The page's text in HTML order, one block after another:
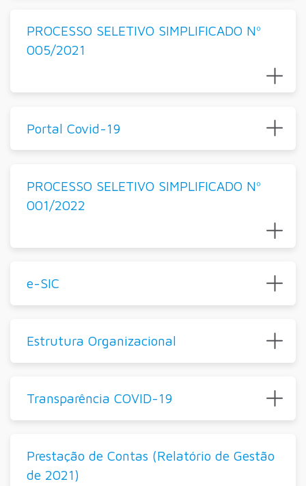
PROCESSO SELETIVO SIMPLIFICADO Nº
005/2021
Portal Covid-19
PROCESSO SELETIVO SIMPLIFICADO Nº
001/2022
e-SIC
Estrutura Organizacional
Transparência COVID-19
Prestação de Contas (Relatório de Gestão
de 2021)